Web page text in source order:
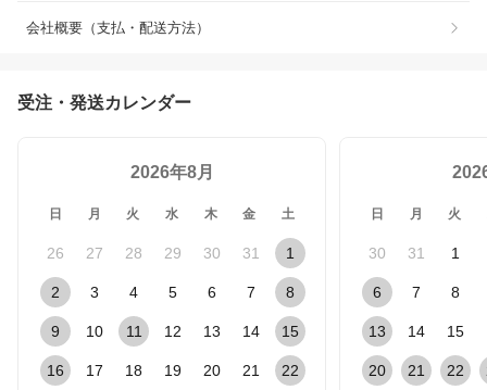
会社概要（支払・配送方法）
受注・発送カレンダー
2026年8月
日 月 火 水 木 金 土
26 27 28 29 30 31 1
2 3 4 5 6 7 8
9 10 11 12 13 14 15
16 17 18 19 20 21 22
日 月 火
30 31 1
6 7 8
13 14 15
20 21 22